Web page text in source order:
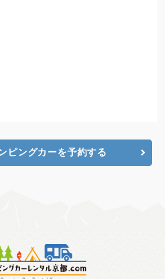
ピングカーを予約する